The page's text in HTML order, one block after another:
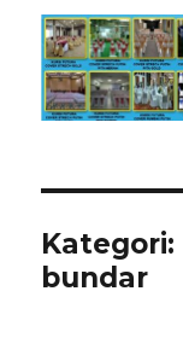
Kategori:
bundar